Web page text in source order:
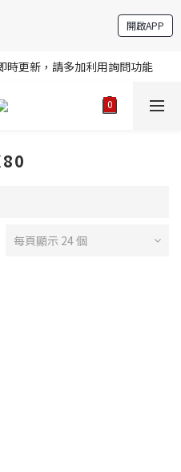
開啟APP
迎加入享更多優惠
加入享更多優惠
時更新，請多加利用詢問功能
迎加入享更多優惠
每頁顯示 24 個